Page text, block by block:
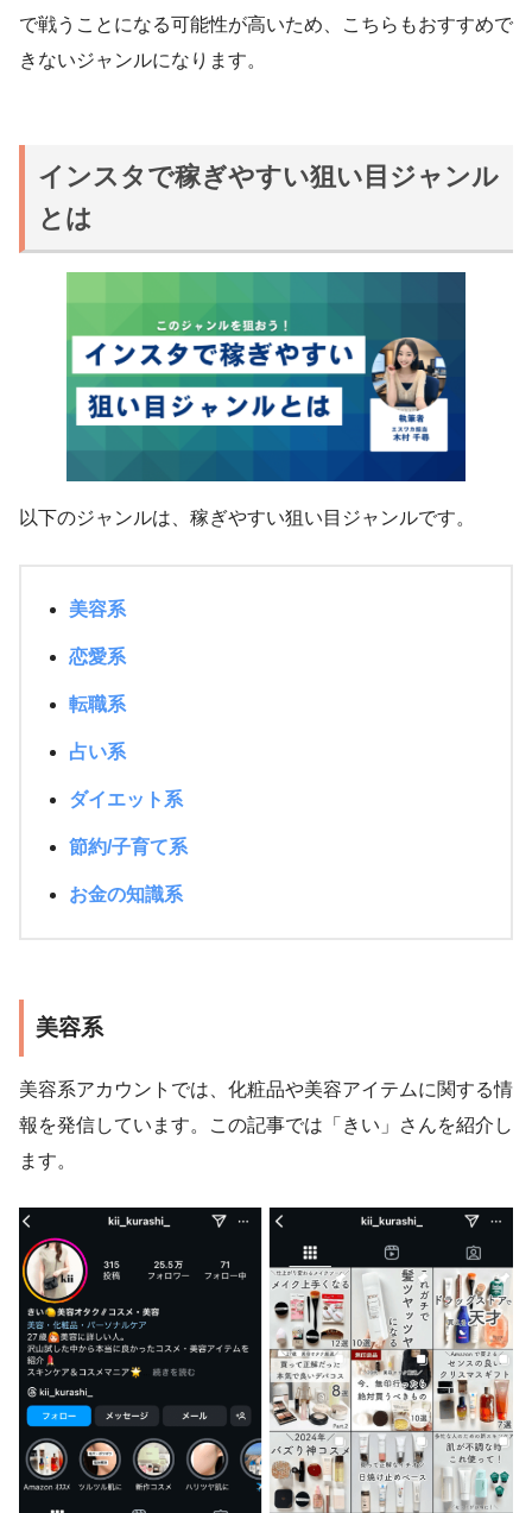
で戦うことになる可能性が高いため、こちらもおすすめで
きないジャンルになります。
インスタで稼ぎやすい狙い目ジャンル
とは
以下のジャンルは、稼ぎやすい狙い目ジャンルです。
美容系
恋愛系
転職系
占い系
ダイエット系
節約/子育て系
お金の知識系
美容系
美容系アカウントでは、化粧品や美容アイテムに関する情
報を発信しています。この記事では「きい」さんを紹介し
ます。